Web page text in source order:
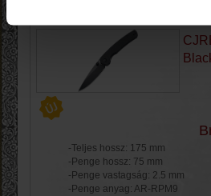
-Teljes hossz: 175 mm
-Penge hossz: 75 mm
-Penge vastagság: 2.5 mm
-Penge anyag: AR-RPM9